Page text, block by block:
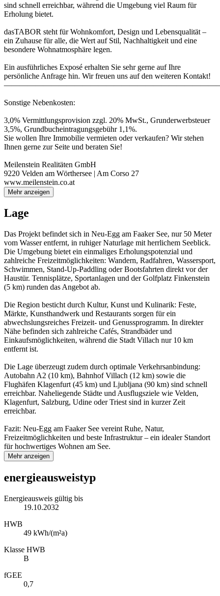
sind schnell erreichbar, während die Umgebung viel Raum für
Erholung bietet.
dasTABOR steht für Wohnkomfort, Design und Lebensqualität –
ein Zuhause für alle, die Wert auf Stil, Nachhaltigkeit und eine
besondere Wohnatmosphäre legen.
Ein ausführliches Exposé erhalten Sie sehr gerne auf Ihre
persönliche Anfrage hin. Wir freuen uns auf den weiteren Kontakt!
Sonstige Nebenkosten:
3,0% Vermittlungsprovision zzgl. 20% MwSt., Grunderwerbsteuer
3,5%, Grundbucheintragungsgebühr 1,1%.
Sie wollen Ihre Immobilie vermieten oder verkaufen? Wir stehen
Ihnen gerne zur Seite und beraten Sie!
Meilenstein Realitäten GmbH
9220 Velden am Wörthersee | Am Corso 27
www.meilenstein.co.at
Mehr anzeigen
Lage
Das Projekt befindet sich in Neu-Egg am Faaker See, nur 50 Meter
vom Wasser entfernt, in ruhiger Naturlage mit herrlichem Seeblick.
Die Umgebung bietet ein einmaliges Erholungspotenzial und
zahlreiche Freizeitmöglichkeiten: Wandern, Radfahren, Wassersport,
Schwimmen, Stand-Up-Paddling oder Bootsfahrten direkt vor der
Haustür. Tennisplätze, Sportanlagen und der Golfplatz Finkenstein
(5 km) runden das Angebot ab.
Die Region besticht durch Kultur, Kunst und Kulinarik: Feste,
Märkte, Kunsthandwerk und Restaurants sorgen für ein
abwechslungsreiches Freizeit- und Genussprogramm. In direkter
Nähe befinden sich zahlreiche Cafés, Strandbäder und
Einkaufsmöglichkeiten, während die Stadt Villach nur 10 km
entfernt ist.
Die Lage überzeugt zudem durch optimale Verkehrsanbindung:
Autobahn A2 (10 km), Bahnhof Villach (12 km) sowie die
Flughäfen Klagenfurt (45 km) und Ljubljana (90 km) sind schnell
erreichbar. Naheliegende Städte und Ausflugsziele wie Velden,
Klagenfurt, Salzburg, Udine oder Triest sind in kurzer Zeit
erreichbar.
Fazit: Neu-Egg am Faaker See vereint Ruhe, Natur,
Freizeitmöglichkeiten und beste Infrastruktur – ein idealer Standort
für hochwertiges Wohnen am See.
Mehr anzeigen
energieausweistyp
Energieausweis gültig bis
19.10.2032
HWB
49 kWh/(m²a)
Klasse HWB
B
fGEE
0,7